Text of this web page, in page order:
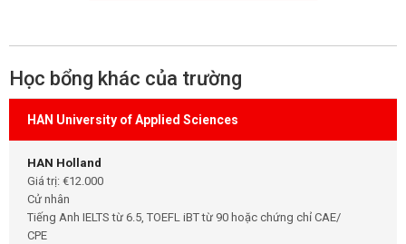
Học bổng khác của trường
HAN University of Applied Sciences
HAN Holland
Giá trị: €12.000
Cử nhân
Tiếng Anh IELTS từ 6.5, TOEFL iBT từ 90 hoặc chứng chỉ CAE/
CPE